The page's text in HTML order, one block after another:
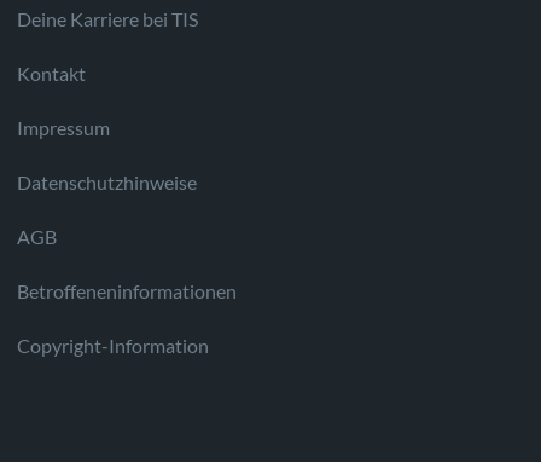
Deine Karriere bei TIS
Kontakt
Impressum
Datenschutzhinweise
AGB
Betroffeneninformationen
Copyright-Information